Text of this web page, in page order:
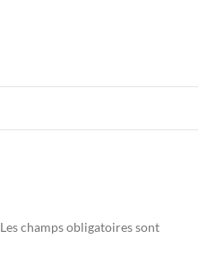
Les champs obligatoires sont